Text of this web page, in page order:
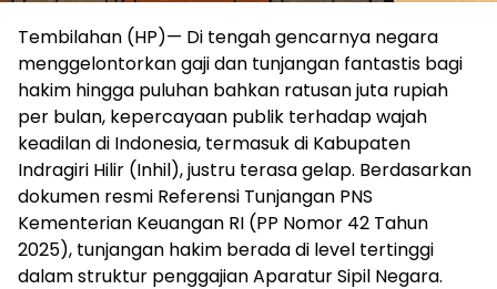
Tembilahan (HP)— Di tengah gencarnya negara
menggelontorkan gaji dan tunjangan fantastis bagi
hakim hingga puluhan bahkan ratusan juta rupiah
per bulan, kepercayaan publik terhadap wajah
keadilan di Indonesia, termasuk di Kabupaten
Indragiri Hilir (Inhil), justru terasa gelap. Berdasarkan
dokumen resmi Referensi Tunjangan PNS
Kementerian Keuangan RI (PP Nomor 42 Tahun
2025), tunjangan hakim berada di level tertinggi
dalam struktur penggajian Aparatur Sipil Negara.